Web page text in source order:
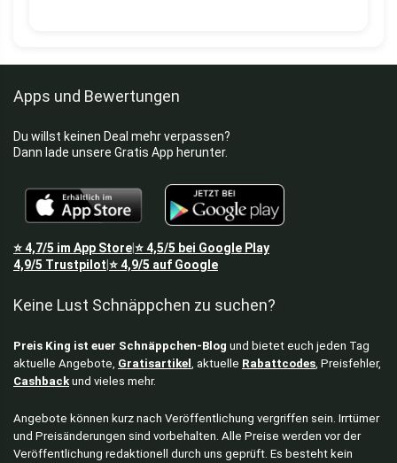
Apps und Bewertungen
Du willst keinen Deal mehr verpassen?
Dann lade unsere Gratis App herunter.
⭐4,7/5 im App Store⭐4,5/5 bei Google Play
4,9/5 Trustpilot ⭐4,9/5 auf Google
Keine Lust Schnäppchen zu suchen?
Preis King ist euer Schnäppchen-Blog und bietet euch jeden Tag
aktuelle Angebote, Gratisartikel , aktuelle Rabattcodes , Preisfehler,
Cashback und vieles mehr.
Angebote können kurz nach Veröffentlichung vergriffen sein. Irrtümer
und Preisänderungen sind vorbehalten. Alle Preise werden vor der
Veröffentlichung redaktionell durch uns geprüft. Es besteht kein